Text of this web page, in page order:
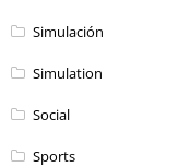
Simulación
Simulation
Social
Sports